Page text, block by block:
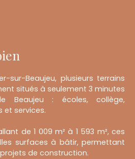
sur-Beaujeu, plusieurs terrains
situés à seulement 3 minutes
Beaujeu : écoles, collège,
et services.
de 1 009 m² à 1 593 m², ces
surfaces à bâtir, permettant
de construction.